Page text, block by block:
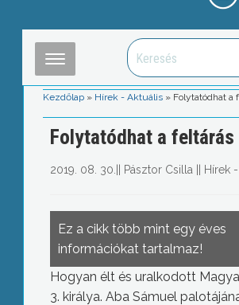
Kezdőlap » Hírek - Aktuális » Folytatódhat a
Folytatódhat a feltárás
2019. 08. 30. Pásztor Csilla Hírek
Ez a cikk több mint egy éves
információkat tartalmaz!
Hogyan élt és uralkodott
3. királya. Aba Sámuel